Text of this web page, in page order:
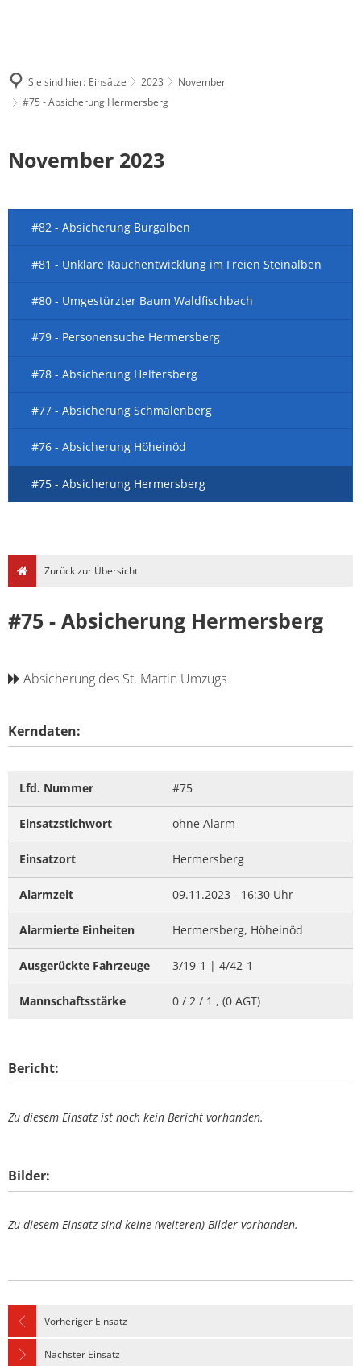
Sie sind hier: Einsätze 2023
November
#75 - Absicherung Hermersberg
November 2023
#82 - Absicherung Burgalben
#81 - Unklare Rauchentwicklung im Freien Steinalben
#80 - Umgestürzter Baum Waldfischbach
#79 - Personensuche Hermersberg
#78 - Absicherung Heltersberg
#77 - Absicherung Schmalenberg
#76 - Absicherung Höheinöd
#75 - Absicherung Hermersberg
Zurück zur Übersicht
#75 - Absicherung Hermersberg
Absicherung des St. Martin Umzugs
Kerndaten:
Lfd. Nummer #75
Einsatzstichwort ohne Alarm
Einsatzort Hermersberg
Alarmzeit 09.11.2023 - 16:30 Uhr
Alarmierte Einheiten Hermersberg, Höheinöd
Ausgerückte Fahrzeuge 3/19-1 | 4/42-1
Mannschaftsstärke 0 / 2 / 1 , (0 AGT)
Bericht:
Zu diesem Einsatz ist noch kein Bericht vorhanden.
Bilder:
Zu diesem Einsatz sind keine (weiteren) Bilder vorhanden.
Vorheriger Einsatz
Nächster Einsatz